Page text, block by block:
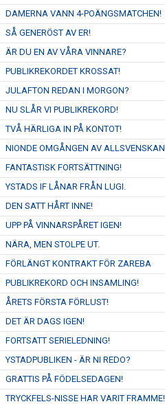
DAMERNA VANN 4-POÄNGSMATCHEN!
SÅ GENERÖST AV ER!
ÄR DU EN AV VÅRA VINNARE?
PUBLIKREKORDET KROSSAT!
JULAFTON REDAN I MORGON?
NU SLÅR VI PUBLIKREKORD!
TVÅ HÄRLIGA IN PÅ KONTOT!
NIONDE OMGÅNGEN AV ALLSVENSKAN.
FANTASTISK FORTSÄTTNING!
YSTADS IF LÅNAR FRÅN LUGI.
DEN SATT HÅRT INNE!
UPP PÅ VINNARSPÅRET IGEN!
NÄRA, MEN STOLPE UT.
FÖRLÄNGT KONTRAKT FÖR ZAREBA
PUBLIKREKORD OCH INSAMLING!
ÅRETS FÖRSTA FÖRLUST!
DET ÄR DAGS IGEN!
FORTSATT SERIELEDNING!
YSTADPUBLIKEN - ÄR NI REDO?
GRATTIS PÅ FÖDELSEDAGEN!
TRYCKFELS-NISSE HAR VARIT FRAMME!